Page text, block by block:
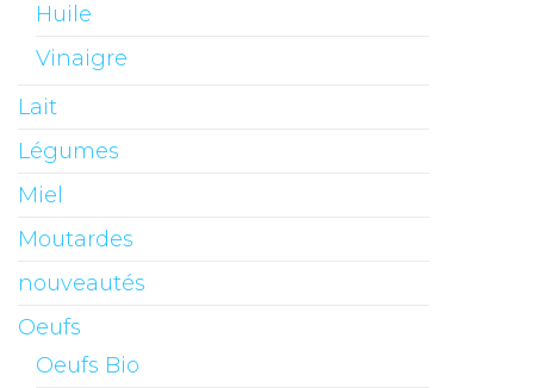
Huile
Vinaigre
Lait
Légumes
Miel
Moutardes
nouveautés
Oeufs
Oeufs Bio